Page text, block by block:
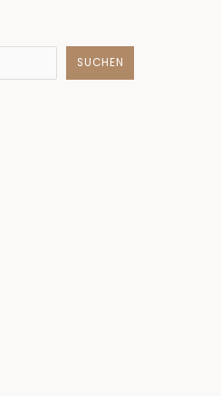
SUCHEN